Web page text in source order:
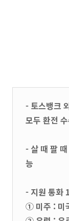
- 토스뱅크
모두 환전
- 살 때 팔
능
- 지원 통화
① 미주 : 미